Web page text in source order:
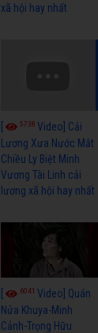
xã hội hay nhất
5738Video] Cải
Lương Xưa Nước Mắt
Chiều Ly Biệt Minh
Vương Tài Linh cải
lương xã hội hay nhất
6041Video] Quán
Nửa Khuya-Minh
Cảnh-Trọng Hữu